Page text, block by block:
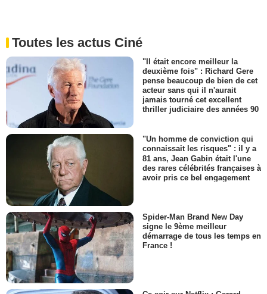
Toutes les actus Ciné
"Il était encore meilleur la
deuxième fois" : Richard Gere
pense beaucoup de bien de cet
acteur sans qui il n'aurait
jamais tourné cet excellent
thriller judiciaire des années 90
"Un homme de conviction qui
connaissait les risques" : il y a
81 ans, Jean Gabin était l'une
des rares célébrités françaises à
avoir pris ce bel engagement
Spider-Man Brand New Day
signe le 9ème meilleur
démarrage de tous les temps en
France !